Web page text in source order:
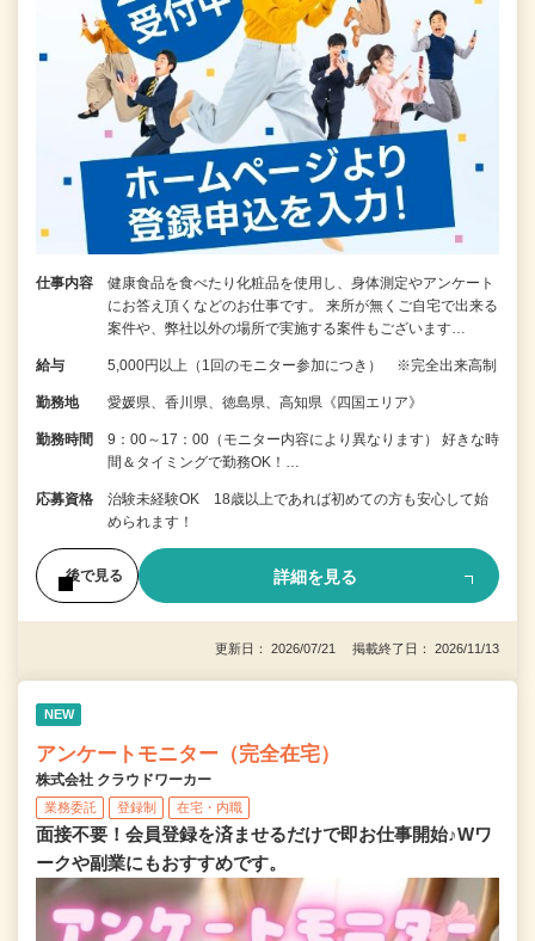
仕事内容
健康食品を食べたり化粧品を使用し、身体測定やアンケート
にお答え頂くなどのお仕事です。 来所が無くご自宅で出来る
案件や、弊社以外の場所で実施する案件もございます…
給与 5,000円以上（1回のモニター参加につき） ※完全出来高制
勤務地 愛媛県、香川県、徳島県、高知県《四国エリア》
勤務時間
9：00～17：00（モニター内容により異なります） 好きな時
間＆タイミングで勤務OK！…
応募資格
治験未経験OK 18歳以上であれば初めての方も安心して始
められます！
後で見る 詳細を見る
更新日： 2026/07/21 掲載終了日： 2026/11/13
NEW
アンケートモニター（完全在宅）
株式会社 クラウドワーカー
業務委託 登録制 在宅・内職
面接不要！会員登録を済ませるだけで即お仕事開始♪Wワ
ークや副業にもおすすめです。